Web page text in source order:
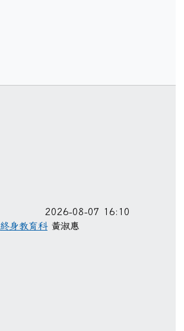
2026-08-07 16:10
終身教育科 黃淑惠